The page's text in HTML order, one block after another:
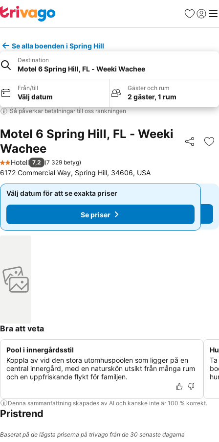
Favoriter
Logga
Se alla boenden i Spring Hill
Destination
Motel 6 Spring Hill, FL - Weeki Wachee
Från/till
Välj datum
Gäster och rum
2 gäster, 1 rum
Så påverkar betalningar till oss rankningen
Motel 6 Spring Hill, FL - Weeki
Wachee
Dela
2 Stjärnor
Hotell 7,2 (7 329 betyg)
6172 Commercial Way, Spring Hill, 34606, USA
Välj datum för att se exakta priser
Se priser
Välj datum för att se exakta priser
Se priser
Bra att veta
Pool i innergårdsstil
Koppla av vid den stora utomhuspoolen som ligger på en
central innergård, med en naturskön utsikt från många rum
och en uppfriskande flykt för familjen.
Denna sammanfattning skapades av AI och kanske inte är 100 % korrekt.
Pristrend
Baserat på de lägsta priserna på trivago från de 30 senaste dagarna